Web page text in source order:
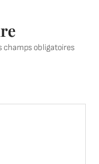
champs obligatoires